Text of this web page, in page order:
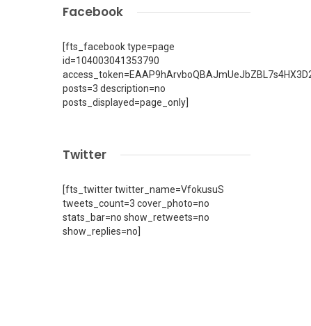
Facebook
[fts_facebook type=page
id=104003041353790
posts=3 description=no
posts_displayed=page_only]
Twitter
[fts_twitter twitter_name=VfokusuS
tweets_count=3 cover_photo=no
stats_bar=no show_retweets=no
show_replies=no]